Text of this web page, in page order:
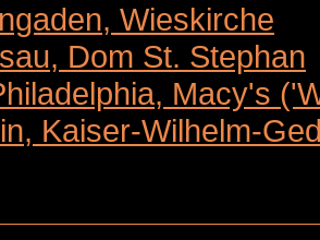
Wieskirche
Dom St. Stephan
Macy's
Kaiser-Wilhelm-